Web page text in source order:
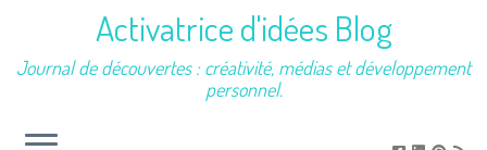
Activatrice d'idées Blog
Journal de découvertes : créativité, médias et développement
personnel.